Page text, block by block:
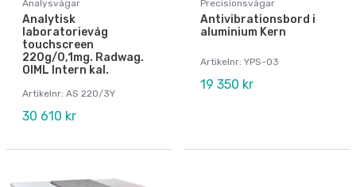
Analysvågar
Analytisk
laboratorievåg
touchscreen
220g/0,1mg. Radwag.
OIML Intern kal.
Artikelnr: AS 220/3Y
30 610 kr
Precisionsvågar
Antivibrationsbord i
aluminium Kern
Artikelnr: YPS-03
19 350 kr